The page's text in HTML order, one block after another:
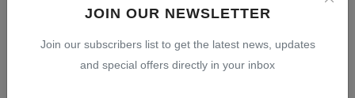
JOIN OUR NEWSLETTER
Join our subscribers list to get the latest news, updates
and special offers directly in your inbox